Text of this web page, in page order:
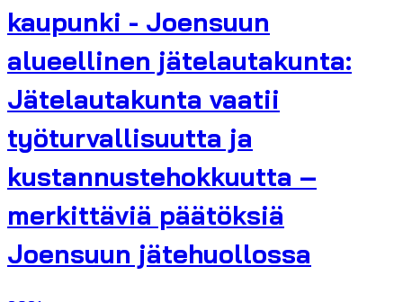
kaupunki - Joensuun
alueellinen jätelautakunta:
Jätelautakunta vaatii
työturvallisuutta ja
kustannustehokkuutta –
merkittäviä päätöksiä
Joensuun jätehuollossa